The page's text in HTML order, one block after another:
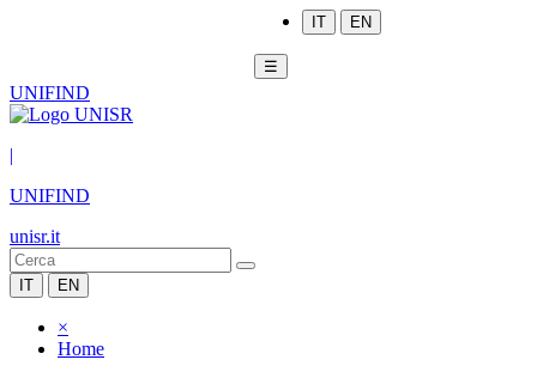
IT EN
☰
UNIFIND
|
UNIFIND
unisr.it
IT EN
×
Home